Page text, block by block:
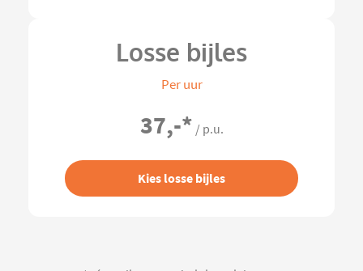
Losse bijles
Per uur
37,-* / p.u.
Kies losse bijles